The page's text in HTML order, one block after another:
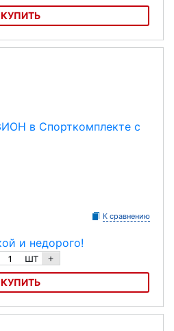
КУПИТЬ
К сравнению
шт +
КУПИТЬ